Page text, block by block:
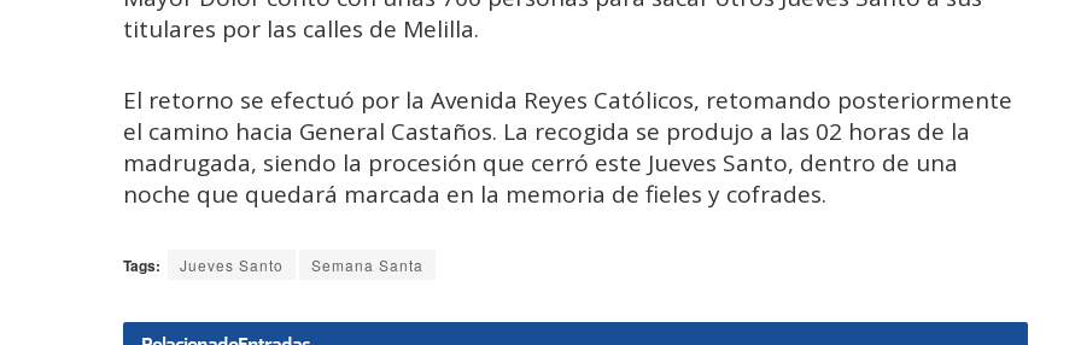
titulares por las calles de Melilla.
El retorno se efectuó por la Avenida Reyes Católicos, retomando posteriormente
el camino hacia General Castaños. La recogida se produjo a las 02 horas de la
madrugada, siendo la procesión que cerró este Jueves Santo, dentro de una
noche que quedará marcada en la memoria de fieles y cofrades.
Tags: Jueves Santo Semana Santa